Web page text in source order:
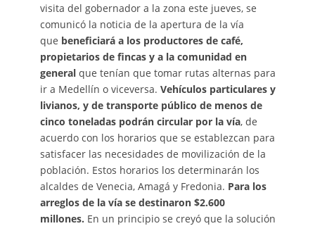
visita del gobernador a la zona este jueves, se
comunicó la noticia de la apertura de la vía
que beneficiará a los productores de café,
propietarios de fincas y a la comunidad en
generalque tenían que tomar rutas alternas para
ir a Medellín o viceversa. Vehículos particulares y
livianos, y de transporte público de menos de
cinco toneladas podrán circular por la vía, de
acuerdo con los horarios que se establezcan para
satisfacer las necesidades de movilización de la
población. Estos horarios los determinarán los
alcaldes de Venecia, Amagá y Fredonia. Para los
arreglos de la vía se destinaron $2.600
millones. En un principio se creyó que la solución